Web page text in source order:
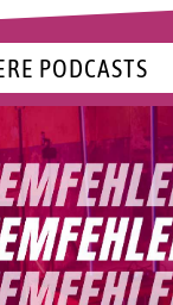
PODCASTS